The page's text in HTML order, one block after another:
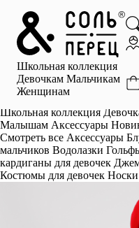
Школьная коллекция
Девочкам Мальчикам
Женщинам
Главная
Каталог
Избранное
Школьная коллекция
Малышам Аксессуары
Смотреть все Аксессуары
мальчиков Водолазки
кардиганы для девочек
Костюмы для девочек Носки